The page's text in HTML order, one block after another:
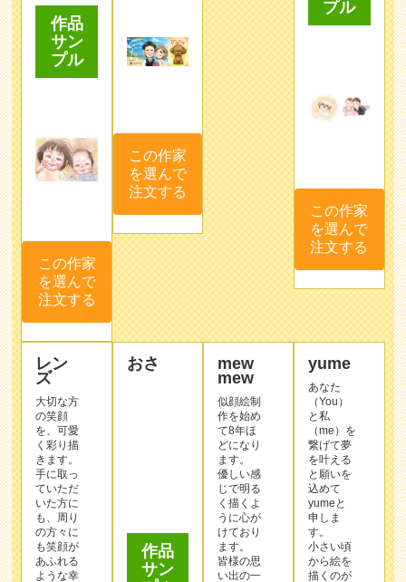
作品
サン
プル
この作家
を選んで
注文する
この作家
を選んで
注文する
プル
この作家
を選んで
注文する
レン
ズ
大切な方
の笑顔
を、可愛
く彩り描
きます。
手に取っ
ていただ
いた方に
も、周り
の方々に
も笑顔が
あふれる
ような幸
おさ
サン
プル
mew
mew
似顔絵制
作を始め
て8年ほ
どになり
ます。
優しい感
じで明る
く描くよ
うに心が
けており
ます。
皆様の思
い出の一
yume
あなた
（You）
と私
（me）を
繋げて夢
を叶える
と願いを
込めて
yumeと
申しま
す。
小さい頃
から絵を
描くのが